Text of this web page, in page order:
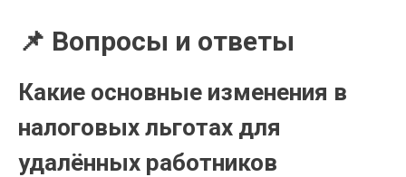
📌 Вопросы и ответы
Какие основные изменения в
налоговых льготах для
удалённых работников